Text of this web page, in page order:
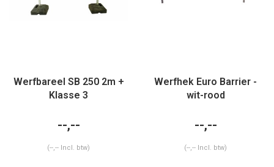
Werfbareel SB 250 2m +
Klasse 3
--,--
(--,-- Incl. btw)
Werfhek Euro Barrier -
wit-rood
--,--
(--,-- Incl. btw)